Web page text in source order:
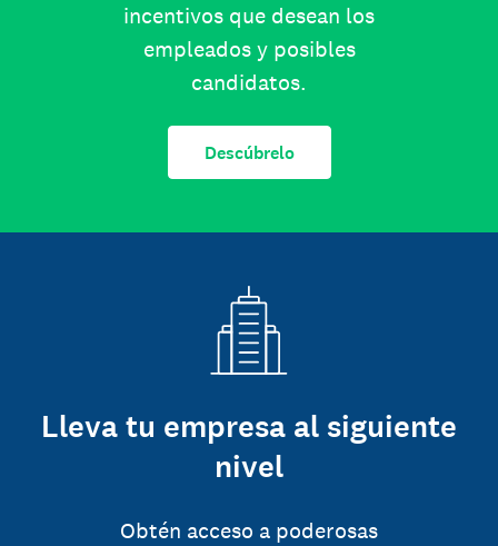
incentivos que desean los
empleados y posibles
candidatos.
Descúbrelo
Lleva tu empresa al siguiente
nivel
Obtén acceso a poderosas